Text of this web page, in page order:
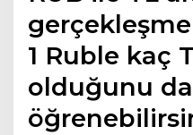
1 Ruble kaç
olduğunu